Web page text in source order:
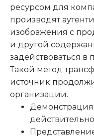
ресурсом для
производят
изображения с
и другой
задействоваться
Такой метод
источник
организации.
Демонстрация